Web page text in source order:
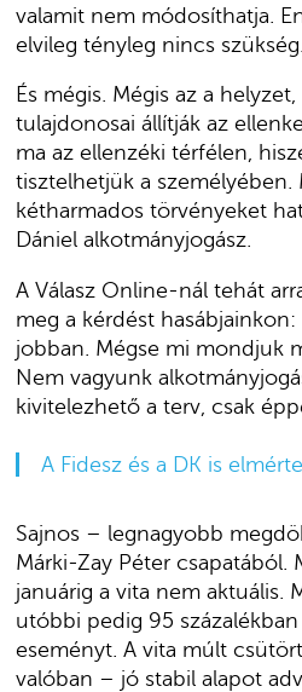
valamit nem módosíthatja.
elvileg tényleg nincs szükség.
És mégis. Mégis az a
tulajdonosai állítják az
ma az ellenzéki térfélen,
tisztelhetjük a személyében.
kétharmados törvényeket
Dániel alkotmányjogász.
A Válasz Online-nál tehát
meg a kérdést
jobban. Mégse mi mondjuk
Nem vagyunk
kivitelezhető a terv, csak
A Fidesz és a DK is
Sajnos – legnagyobb
Márki-Zay Péter csapatából.
januárig a vita nem aktuális.
utóbbi pedig 95
eseményt. A vita múlt
valóban – jó stabil alapot